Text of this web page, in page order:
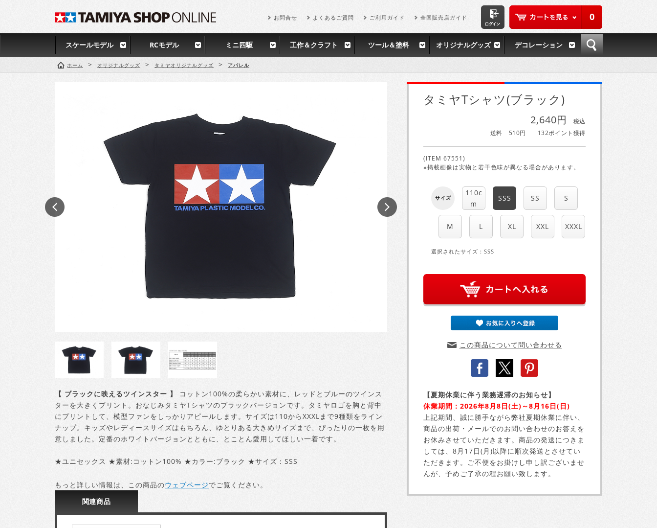
0
お問合せ よくあるご質問 ご利用ガイド 全国販売店ガイド
スケールモデル RCモデル ミニ四駆 工作＆クラフト ツール＆塗料 オリジナルグッズ デコレーション
ホーム > オリジナルグッズ > タミヤオリジナルグッズ > アパレル
【 ブラックに映えるツインスター 】
コットン100%の柔らかい素材に、レッドとブルーのツインス
ターを大きくプリント。おなじみタミヤTシャツのブラックバージョンです。タミヤロゴを胸と背中
にプリントして、模型ファンをしっかりアピールします。サイズは110からXXXLまで9種類をライン
ナップ。キッズやレディースサイズはもちろん、ゆとりある大きめサイズまで、ぴったりの一枚を用
意しました。定番のホワイトバージョンとともに、とことん愛用してほしい一着です。
★ユニセックス ★素材:コットン100% ★カラー:ブラック ★サイズ：SSS
もっと詳しい情報は、この商品のウェブページでご覧ください。
関連商品
タミヤTシャツ(ブラック)
2,640円
税込
送料 510円
132ポイント獲得
(ITEM 67551)
※掲載画像は実物と若干色味が異なる場合があります。
サイズ
110c
m
SSS SS S
M L XL XXL XXXL
選択されたサイズ：SSS
この商品について問い合わせる
【夏期休業に伴う業務遅滞のお知らせ】
休業期間：2026年8月8日(土)～8月16日(日)
上記期間、誠に勝手ながら弊社夏期休業に伴い、
商品の出荷・メールでのお問い合わせのお答えを
お休みさせていただきます。商品の発送につきま
しては、8月17日(月)以降に順次発送とさせてい
ただきます。ご不便をお掛けし申し訳ございませ
んが、予めご了承の程お願い致します。